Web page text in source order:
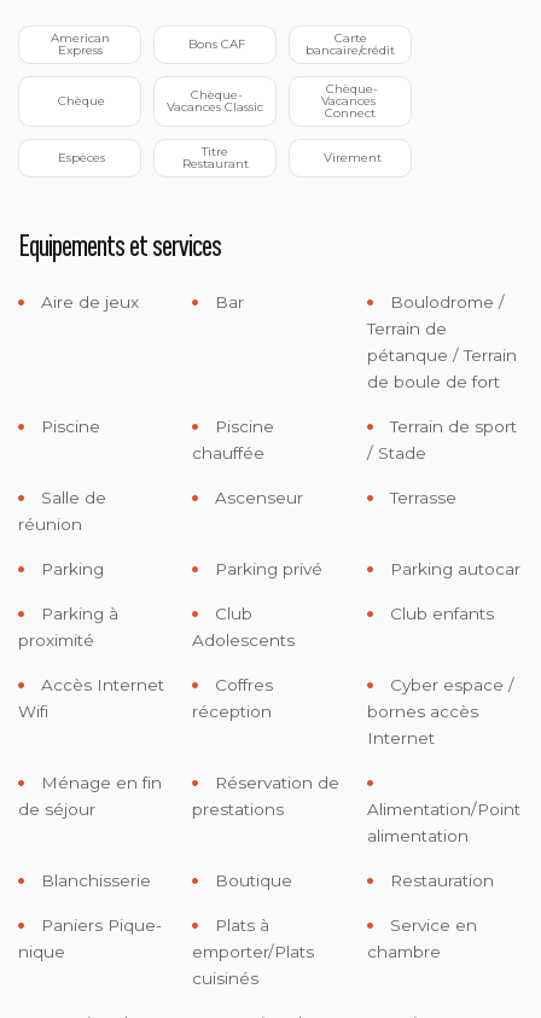
Express Bons CAF bancaire/crédit
Chèque Vacances Classic Vacances
Connect
Espèces Titre
Restaurant Virement
Equipements et services
Aire de jeux Bar
Boulodrome /
Terrain de
pétanque / Terrain
de boule de fort
Piscine
Piscine
chauffée
Terrain de sport
/ Stade
Salle de
réunion
Ascenseur Terrasse
Parking Parking privé Parking autocar
Parking à
proximité
Club
Adolescents
Club enfants
Accès Internet
Wifi
Coffres
réception
Cyber espace /
bornes accès
Internet
Ménage en fin
de séjour
Réservation de
prestations
Alimentation/Point
alimentation
Blanchisserie Boutique Restauration
Paniers Pique-
nique
Plats à
emporter/Plats
cuisinés
Service en
chambre